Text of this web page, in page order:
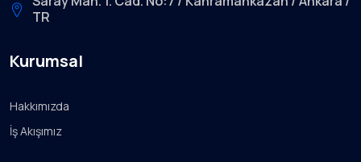
TR
Kurumsal
Hakkımızda
İş Akışımız